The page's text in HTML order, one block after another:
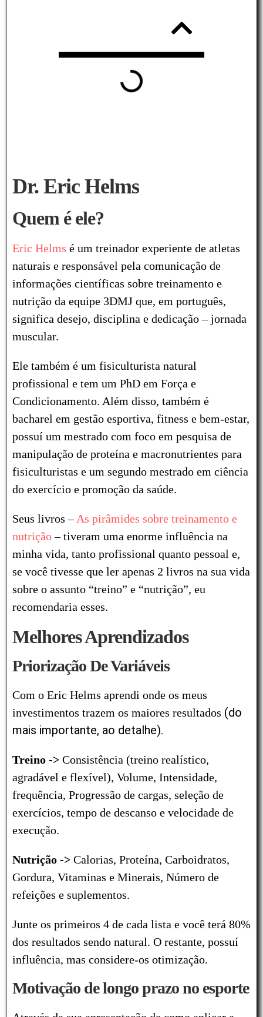
Dr. Eric Helms
Quem é ele?
Eric Helms é um treinador experiente de atletas
naturais e responsável pela comunicação de
informações científicas sobre treinamento e
nutrição da equipe 3DMJ que, em português,
significa desejo, disciplina e dedicação – jornada
muscular.
Ele também é um fisiculturista natural
profissional e tem um PhD em Força e
Condicionamento. Além disso, também é
bacharel em gestão esportiva, fitness e bem-estar,
possuí um mestrado com foco em pesquisa de
manipulação de proteína e macronutrientes para
fisiculturistas e um segundo mestrado em ciência
do exercício e promoção da saúde.
Seus livros – As pirâmides sobre treinamento e
nutrição– tiveram uma enorme influência na
minha vida, tanto profissional quanto pessoal e,
se você tivesse que ler apenas 2 livros na sua vida
sobre o assunto “treino” e “nutrição”, eu
recomendaria esses.
Melhores Aprendizados
Priorização De Variáveis
Com o Eric Helms aprendi onde os meus
investimentos trazem os maiores resultados (do
mais importante, ao detalhe).
Treino -> Consistência (treino realístico,
agradável e flexível), Volume, Intensidade,
frequência, Progressão de cargas, seleção de
exercícios, tempo de descanso e velocidade de
execução.
Nutrição -> Calorias, Proteína, Carboidratos,
Gordura, Vitaminas e Minerais, Número de
refeições e suplementos.
Junte os primeiros 4 de cada lista e você terá 80%
dos resultados sendo natural. O restante, possuí
influência, mas considere-os otimização.
Motivação de longo prazo no esporte